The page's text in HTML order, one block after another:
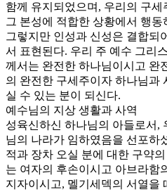
함께 유지되었으며, 우리의 구
그 본성에 적합한 상황에서 행
그렇지만 인성과 신성은 결합되
서 표현된다. 우리 주 예수 그리
께서는 완전한 하나님이시고 완
의 완전한 구세주이자 하나님과
실 수 있는 분이 되신다.
예수님의 지상 생활과 사역
성육신하신 하나님의 아들로서,
님의 나라가 임하였음을 선포하
적과 장차 오실 분에 대한 구약
는 여자의 후손이시고 아브라함
지자이시고, 멜기세덱의 서열을